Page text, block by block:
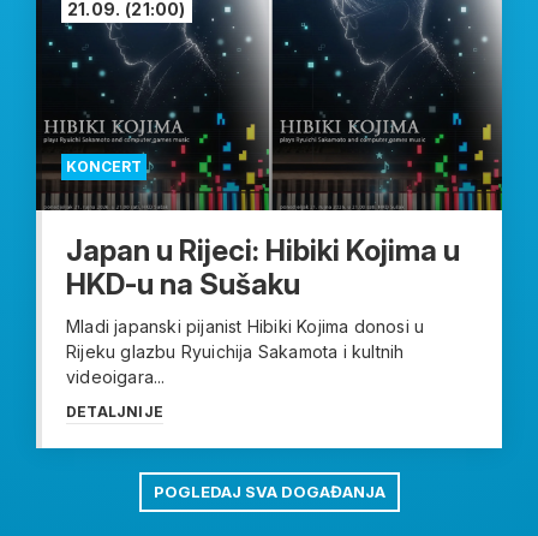
KONCERT
21.09. (21:00)
Japan u Rijeci: Hibiki Kojima u
HKD-u na Sušaku
Mladi japanski pijanist Hibiki Kojima donosi u
Rijeku glazbu Ryuichija Sakamota i kultnih
videoigara...
DETALJNIJE
POGLEDAJ SVA DOGAĐANJA